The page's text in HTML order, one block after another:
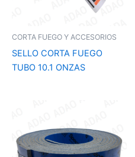
CORTA FUEGO Y ACCESORIOS
SELLO CORTA FUEGO
TUBO 10.1 ONZAS